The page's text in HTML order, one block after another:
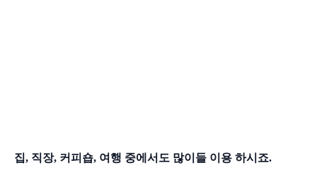
집, 직장, 커피숍, 여행 중에서도 많이들 이용 하시죠.